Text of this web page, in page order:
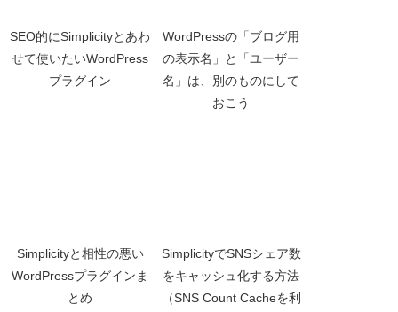
SEO的にSimplicityとあわ
せて使いたいWordPress
プラグイン
WordPressの「ブログ用
の表示名」と「ユーザー
名」は、別のものにして
おこう
Simplicityと相性の悪い
WordPressプラグインま
とめ
SimplicityでSNSシェア数
をキャッシュ化する方法
（SNS Count Cacheを利